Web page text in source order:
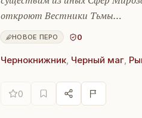
откроют Вестники Тьмы…
НОВОЕ ПЕРО 0
Чернокнижник, Черный маг,
0